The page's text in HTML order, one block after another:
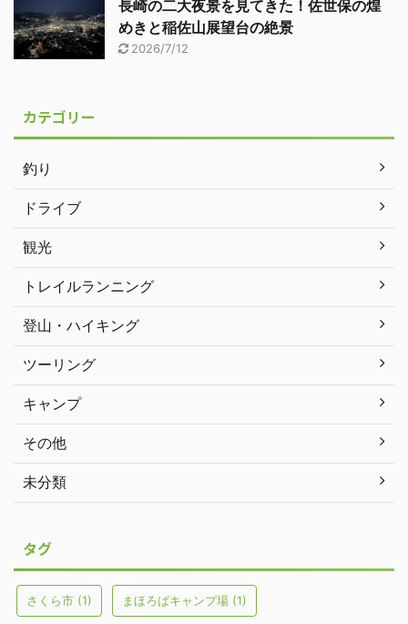
長崎の二大夜景を見てきた！佐世保の煌
めきと稲佐山展望台の絶景
2026/7/12
カテゴリー
釣り
ドライブ
観光
トレイルランニング
登山・ハイキング
ツーリング
キャンプ
その他
未分類
タグ
さくら市 (1) まほろばキャンプ場 (1)